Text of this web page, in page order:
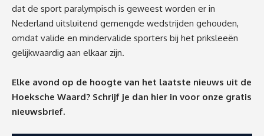
dat de sport paralympisch is geweest worden er in
Nederland uitsluitend gemengde wedstrijden gehouden,
omdat valide en mindervalide sporters bij het priksleeën
gelijkwaardig aan elkaar zijn.
Elke avond op de hoogte van het laatste nieuws uit de
Hoeksche Waard? Schrijf je dan hier in voor onze gratis
nieuwsbrief.